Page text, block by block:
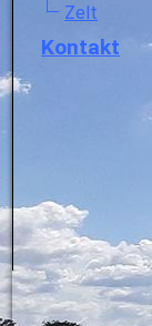
Zelt
Kontakt